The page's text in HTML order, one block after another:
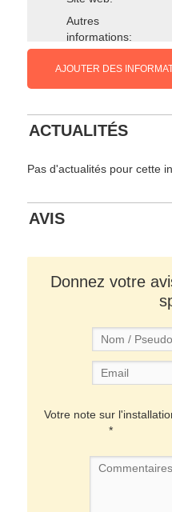
Autres
informations:
AJOUTER DES
ACTUALITÉS
Pas d'actualités pour cette
AVIS
Donnez votre
Votre note sur
*